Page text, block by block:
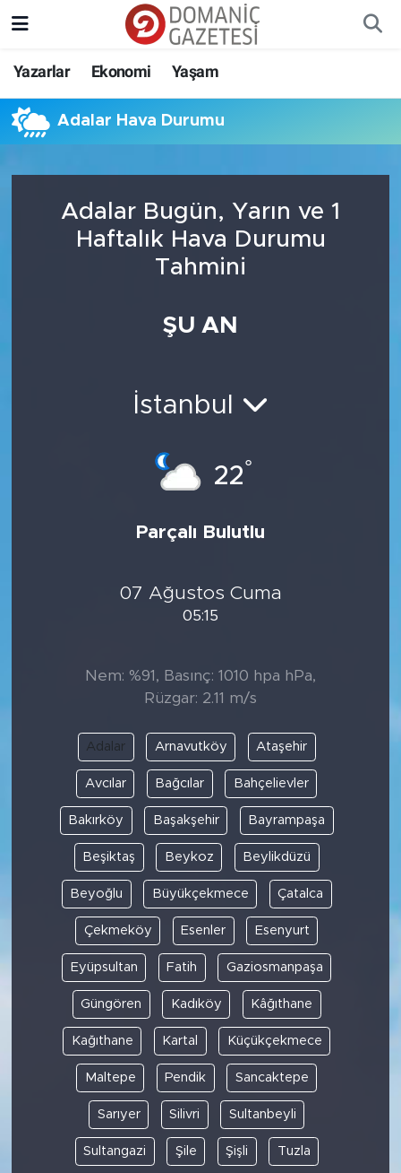
Yazarlar Ekonomi Yaşam
Adalar Hava Durumu
Adalar Bugün, Yarın ve 1
Haftalık Hava Durumu
Tahmini
ŞU AN
İstanbul
22°
Parçalı Bulutlu
07 Ağustos Cuma
05:15
Nem: %91, Basınç: 1010 hpa hPa,
Rüzgar: 2.11 m/s
Adalar Arnavutköy Ataşehir
Avcılar Bağcılar Bahçelievler
Bakırköy Başakşehir Bayrampaşa
Beşiktaş Beykoz Beylikdüzü
Beyoğlu Büyükçekmece Çatalca
Çekmeköy Esenler Esenyurt
Eyüpsultan Fatih Gaziosmanpaşa
Güngören Kadıköy Kâğıthane
Kağıthane Kartal Küçükçekmece
Maltepe Pendik Sancaktepe
Sarıyer Silivri Sultanbeyli
Sultangazi Şile Şişli Tuzla